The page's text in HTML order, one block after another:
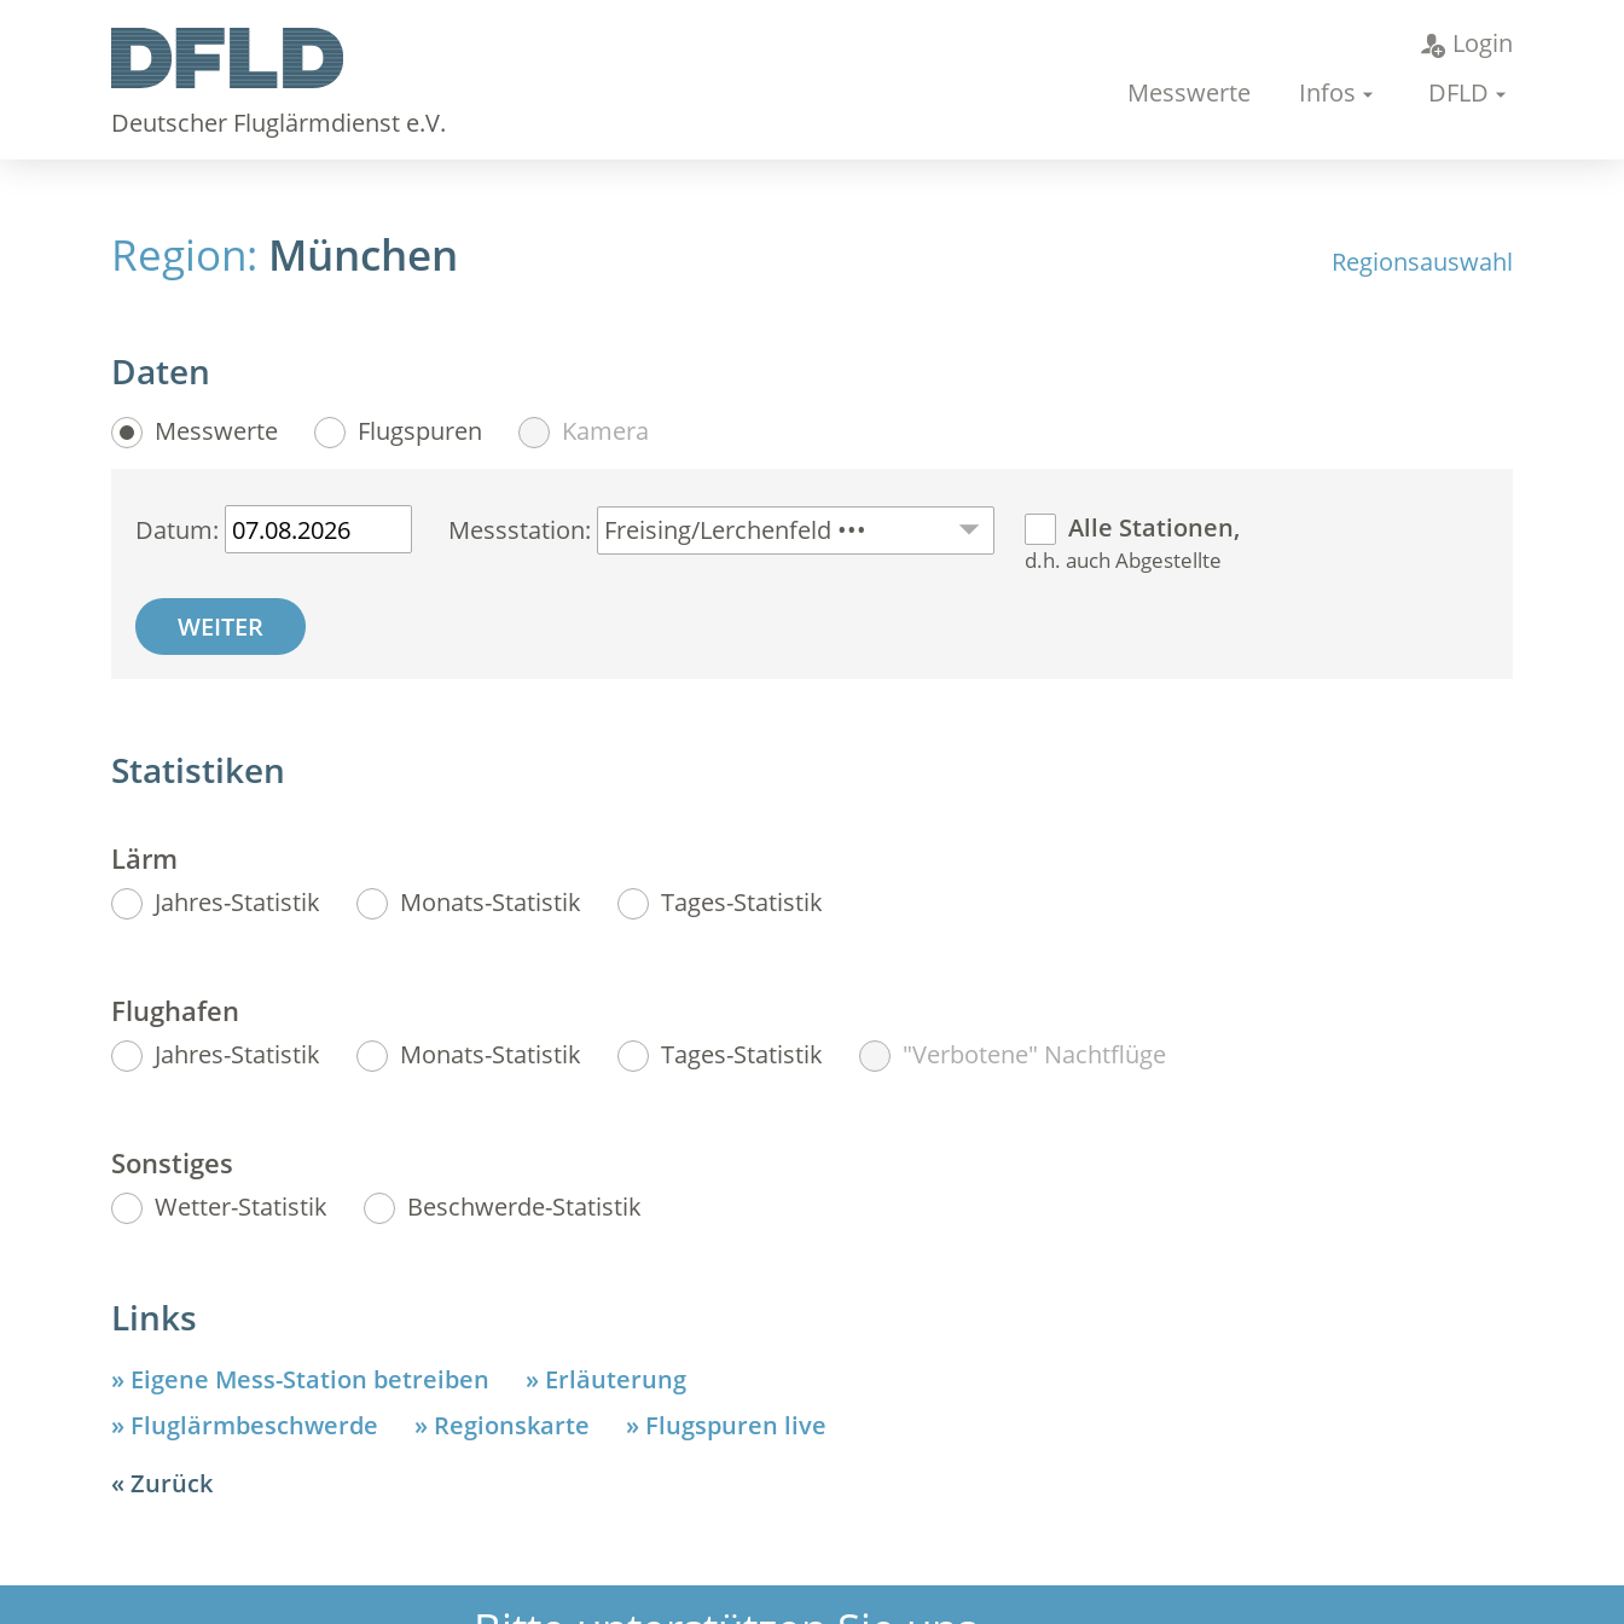
Deutscher Fluglärmdienst e.V.
Messwerte Infos DFLD
Login
Region: München Regionsauswahl
Daten
Messwerte Flugspuren Kamera
Datum: Messstation: Alle Stationen,
d.h. auch Abgestellte
WEITER
Statistiken
Lärm
Jahres-Statistik Monats-Statistik Tages-Statistik
Flughafen
Jahres-Statistik Monats-Statistik Tages-Statistik "Verbotene" Nachtflüge
Sonstiges
Wetter-Statistik Beschwerde-Statistik
Links
Eigene Mess-Station betreiben
Erläuterung
Fluglärmbeschwerde
Regionskarte
Flugspuren live
Zurück